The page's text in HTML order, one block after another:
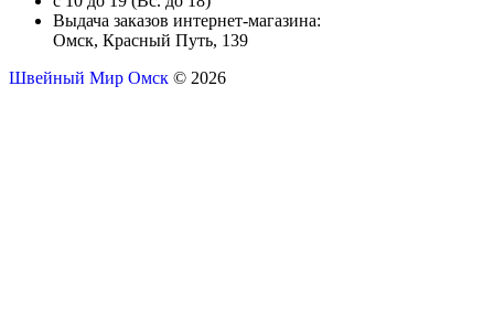
Выдача заказов интернет-магазина:
Омск, Красный Путь, 139
Швейный Мир Омск © 2026